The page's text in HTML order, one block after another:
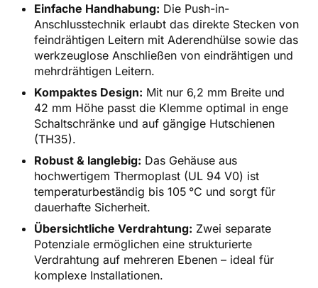
Einfache Handhabung: Die Push-in-
Anschlusstechnik erlaubt das direkte Stecken von
feindrähtigen Leitern mit Aderendhülse sowie das
werkzeuglose Anschließen von eindrähtigen und
mehrdrähtigen Leitern.
Kompaktes Design: Mit nur 6,2 mm Breite und
42 mm Höhe passt die Klemme optimal in enge
Schaltschränke und auf gängige Hutschienen
(TH35).
Robust & langlebig: Das Gehäuse aus
hochwertigem Thermoplast (UL 94 V0) ist
temperaturbeständig bis 105 °C und sorgt für
dauerhafte Sicherheit.
Übersichtliche Verdrahtung: Zwei separate
Potenziale ermöglichen eine strukturierte
Verdrahtung auf mehreren Ebenen – ideal für
komplexe Installationen.